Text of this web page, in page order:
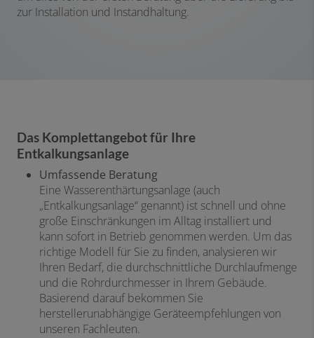
zur Installation und Instandhaltung.
Das Komplettangebot für Ihre
Entkalkungsanlage
Umfassende Beratung
Eine Wasserenthärtungsanlage (auch
„Entkalkungsanlage“ genannt) ist schnell und ohne
große Einschränkungen im Alltag installiert und
kann sofort in Betrieb genommen werden. Um das
richtige Modell für Sie zu finden, analysieren wir
Ihren Bedarf, die durchschnittliche Durchlaufmenge
und die Rohrdurchmesser in Ihrem Gebäude.
Basierend darauf bekommen Sie
herstellerunabhängige Geräteempfehlungen von
unseren Fachleuten.